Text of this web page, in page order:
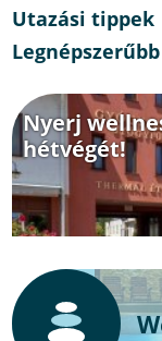
Utazási tippek
Legnépszerűbb
Nyerj
hétvégét!